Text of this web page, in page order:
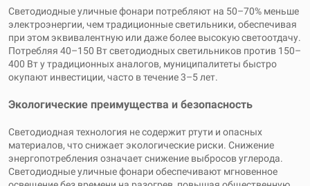
Светодиодные уличные фонари потребляют на 50–70% меньше
электроэнергии, чем традиционные светильники, обеспечивая
при этом эквивалентную или даже более высокую светоотдачу.
Потребляя 40–150 Вт светодиодных светильников против 150–
400 Вт у традиционных аналогов, муниципалитеты быстро
окупают инвестиции, часто в течение 3–5 лет.
Экологические преимущества и безопасность
Светодиодная технология не содержит ртути и опасных
материалов, что снижает экологические риски. Снижение
энергопотребления означает снижение выбросов углерода.
Светодиодные уличные фонари обеспечивают мгновенное